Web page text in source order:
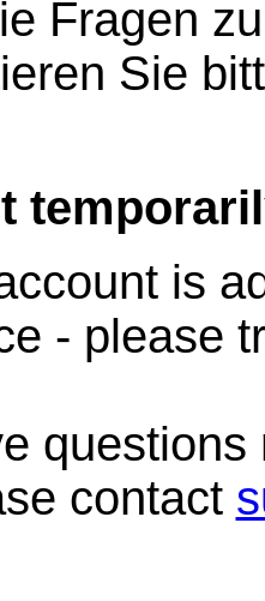
Fragen
Sie
is
- please
contact